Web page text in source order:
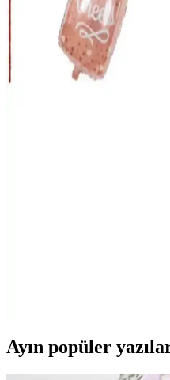
Huzur Party Store ve
Balon Setleri
Huzur Party Store ve
setlerini detaylı şekilde
kolaylığı ve kullanıcı
Ayın popüler